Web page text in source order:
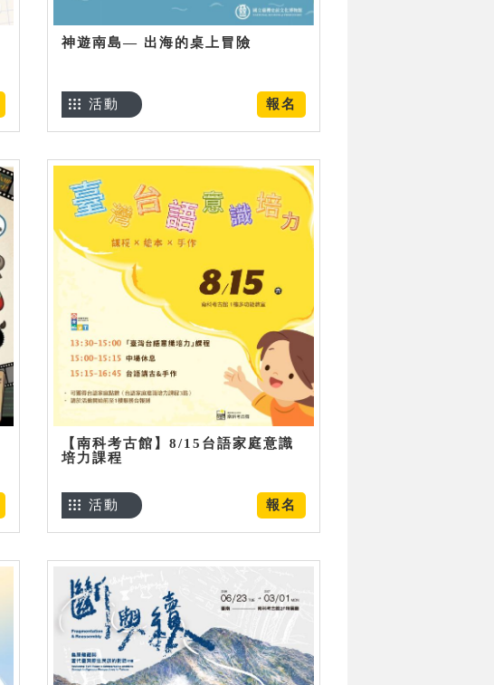
神遊南島— 出海的桌上冒險
報名
活動
【南科考古館】8/15台語家庭意識
培力課程
報名
活動